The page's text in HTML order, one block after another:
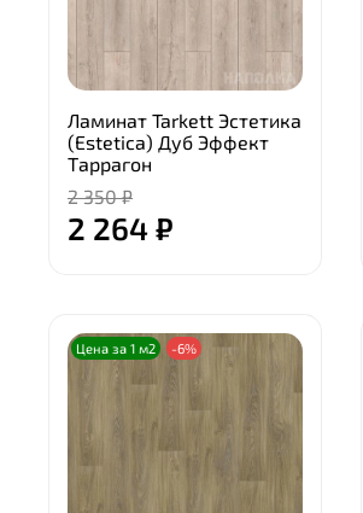
Ламинат Tarkett Эстетика
(Estetica) Дуб Эффект
Таррагон
2 350 ₽
2 264 ₽
Цена за 1 м2 -6%